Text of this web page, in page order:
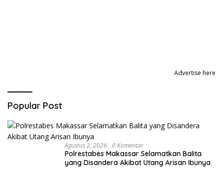
Advertise here
Popular Post
Agustus 2, 2026 0 Komentar
Polrestabes Makassar Selamatkan Balita
yang Disandera Akibat Utang Arisan Ibunya